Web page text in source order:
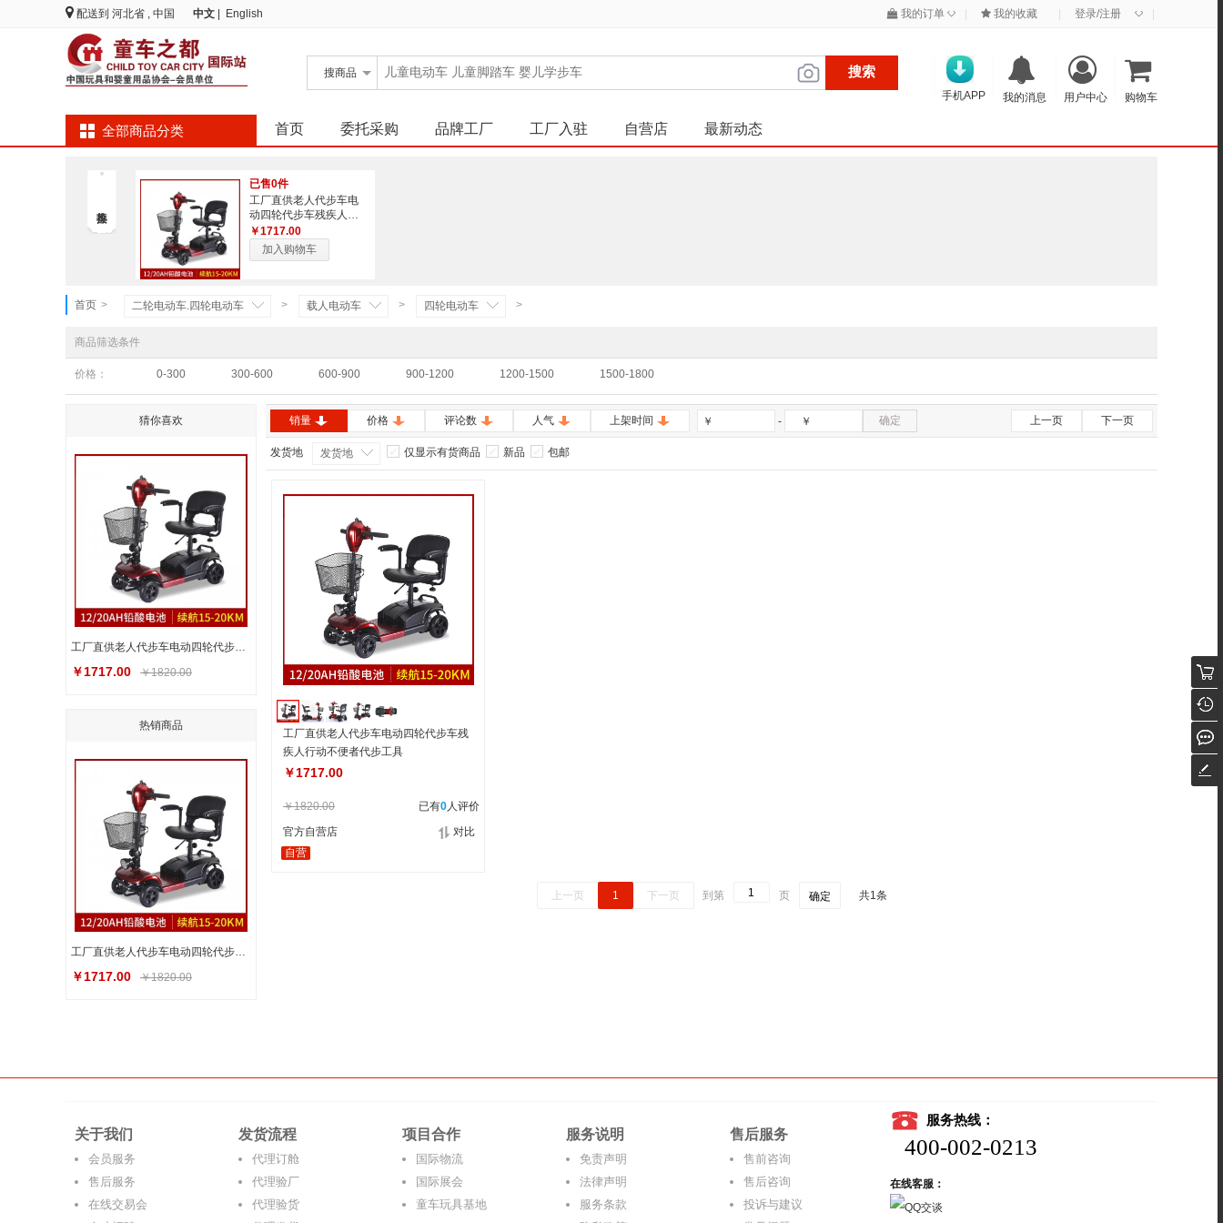
配送到 河北省 , 中国 中文 English 我的订单 ◇ 我的收藏 登录/注册 ◇
搜商品 搜索
购物车
用户中心
我的消息
手机APP
全部商品分类 首页 委托采购 品牌工厂 工厂入驻 自营店 最新动态
已售0件
工厂直供老人代步车电
动四轮代步车残疾人行
动不便者代步工具
￥1717.00
加入购物车
首页 > 二轮电动车.四轮电动车 > 载人电动车 > 四轮电动车 >
商品筛选条件
价格： 0-300 300-600 600-900 900-1200 1200-1500 1500-1800
猜你喜欢
工厂直供老人代步车电动四轮代步车残疾人行动不便者代步工具
￥1717.00 ￥1820.00
热销商品
工厂直供老人代步车电动四轮代步车残疾人行动不便者代步工具
￥1717.00 ￥1820.00
销量 价格 评论数 人气 上架时间 ￥ ￥
- 确定 上一页 下一页
发货地 发货地 仅显示有货商品 新品 包邮
工厂直供老人代步车电动四轮代步车残
疾人行动不便者代步工具
￥1717.00
￥1820.00 已有0人评价
官方自营店
对比
自营
上一页 1 下一页 到第 页 确定 共1条
关于我们
会员服务
售后服务
在线交易会
发货流程
代理订舱
代理验厂
代理验货
项目合作
国际物流
国际展会
童车玩具基地
服务说明
免责声明
法律声明
服务条款
售后服务
售前咨询
售后咨询
投诉与建议
服务热线：
400-002-0213
在线客服：